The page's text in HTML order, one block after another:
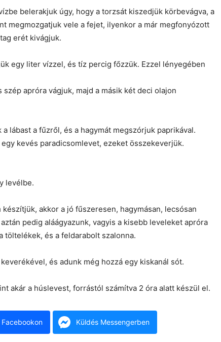
belerakjuk úgy, hogy a torzsát kiszedjük körbevágva, a
megmozgatjuk vele a fejet, ilyenkor a már megfonyózott
erét kivágjuk.
egy liter vízzel, és tíz percig főzzük. Ezzel lényegében
apróra vágjuk, majd a másik két deci olajon
lábast a fűzről, és a hagymát megszórjuk paprikával.
kevés paradicsomlevet, ezeket összekeverjük.
levélbe.
akkor a jó fűszeresen, hagymásan, lecsósan
pedig aláágyazunk, vagyis a kisebb leveleket apróra
töltelékek, és a feldarabolt szalonna.
és adunk még hozzá egy kiskanál sót.
akár a húslevest, forrástól számítva 2 óra alatt készül el.
Küldés Messengerben